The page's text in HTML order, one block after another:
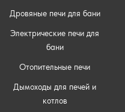
Дровяные печи для бани
Электрические печи для
бани
Отопительные печи
Дымоходы для печей и
котлов